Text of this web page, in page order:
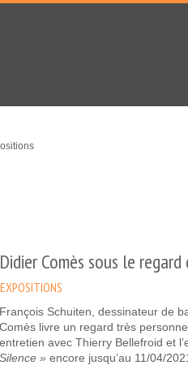
Didier Comès sous le
EXPOSITIONS
François Schuiten, dessinateur de
Comès livre un regard très
entretien avec Thierry Bellefroid et
Silence » encore jusqu’au 11/04/